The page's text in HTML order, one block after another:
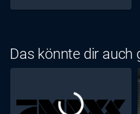
Das könnte dir auch